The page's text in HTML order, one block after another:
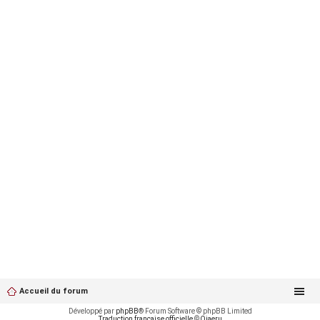
Accueil du forum
Développé par phpBB® Forum Software © phpBB Limited